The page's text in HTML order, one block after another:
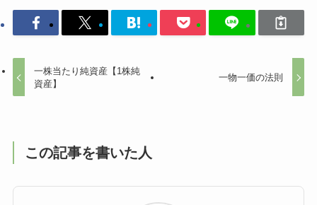
一株当たり純資産【1株純
資産】
一物一価の法則
この記事を書いた人